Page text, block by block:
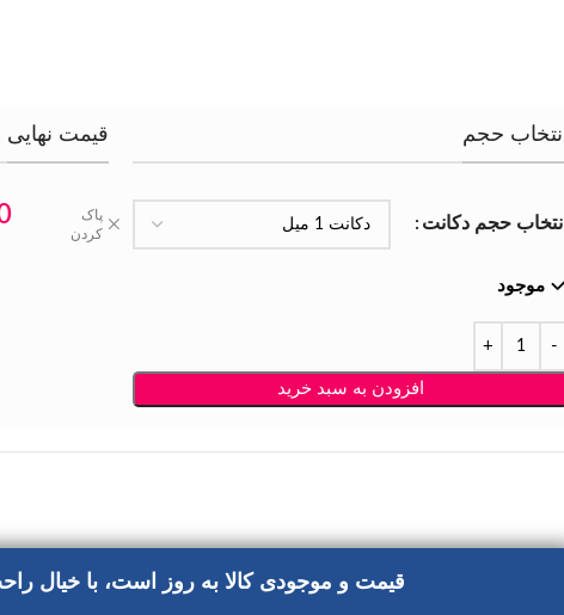
انتخاب حجم
انتخاب حجم دکانت
پاک
کردن
موجود
افزودن به سبد خرید
قیمت نهایی
قیمت و موجودی کالا به روز است، با خیال